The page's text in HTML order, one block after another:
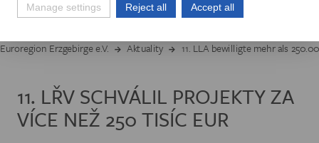
Euroregion Erzgebirge e.V. Aktuality 11. LLA bewilligte mehr als
11. LŘV SCHVÁLIL PROJEKTY ZA
VÍCE NEŽ 250 TISÍC EUR
Manage settings Reject all Accept all